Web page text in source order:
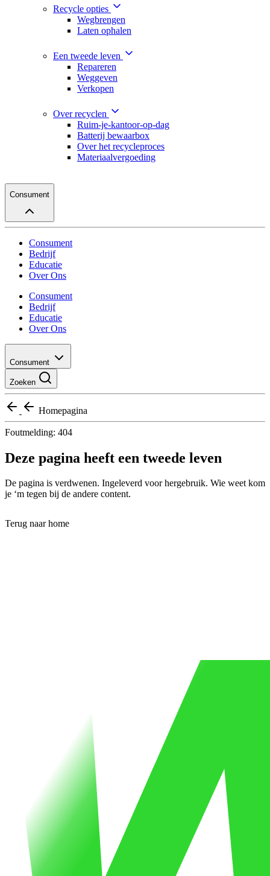
Recycle opties
Wegbrengen
Laten ophalen
Een tweede leven
Repareren
Weggeven
Verkopen
Over recyclen
Ruim-je-kantoor-op-dag
Batterij bewaarbox
Over het recycleproces
Materiaalvergoeding
Consument
Consument
Bedrijf
Educatie
Over Ons
Consument
Bedrijf
Educatie
Over Ons
Consument
Zoeken
Homepagina
Foutmelding: 404
Deze pagina heeft een tweede leven
De pagina is verdwenen. Ingeleverd voor hergebruik. Wie weet kom
je ‘m tegen bij de andere content.
Terug naar home